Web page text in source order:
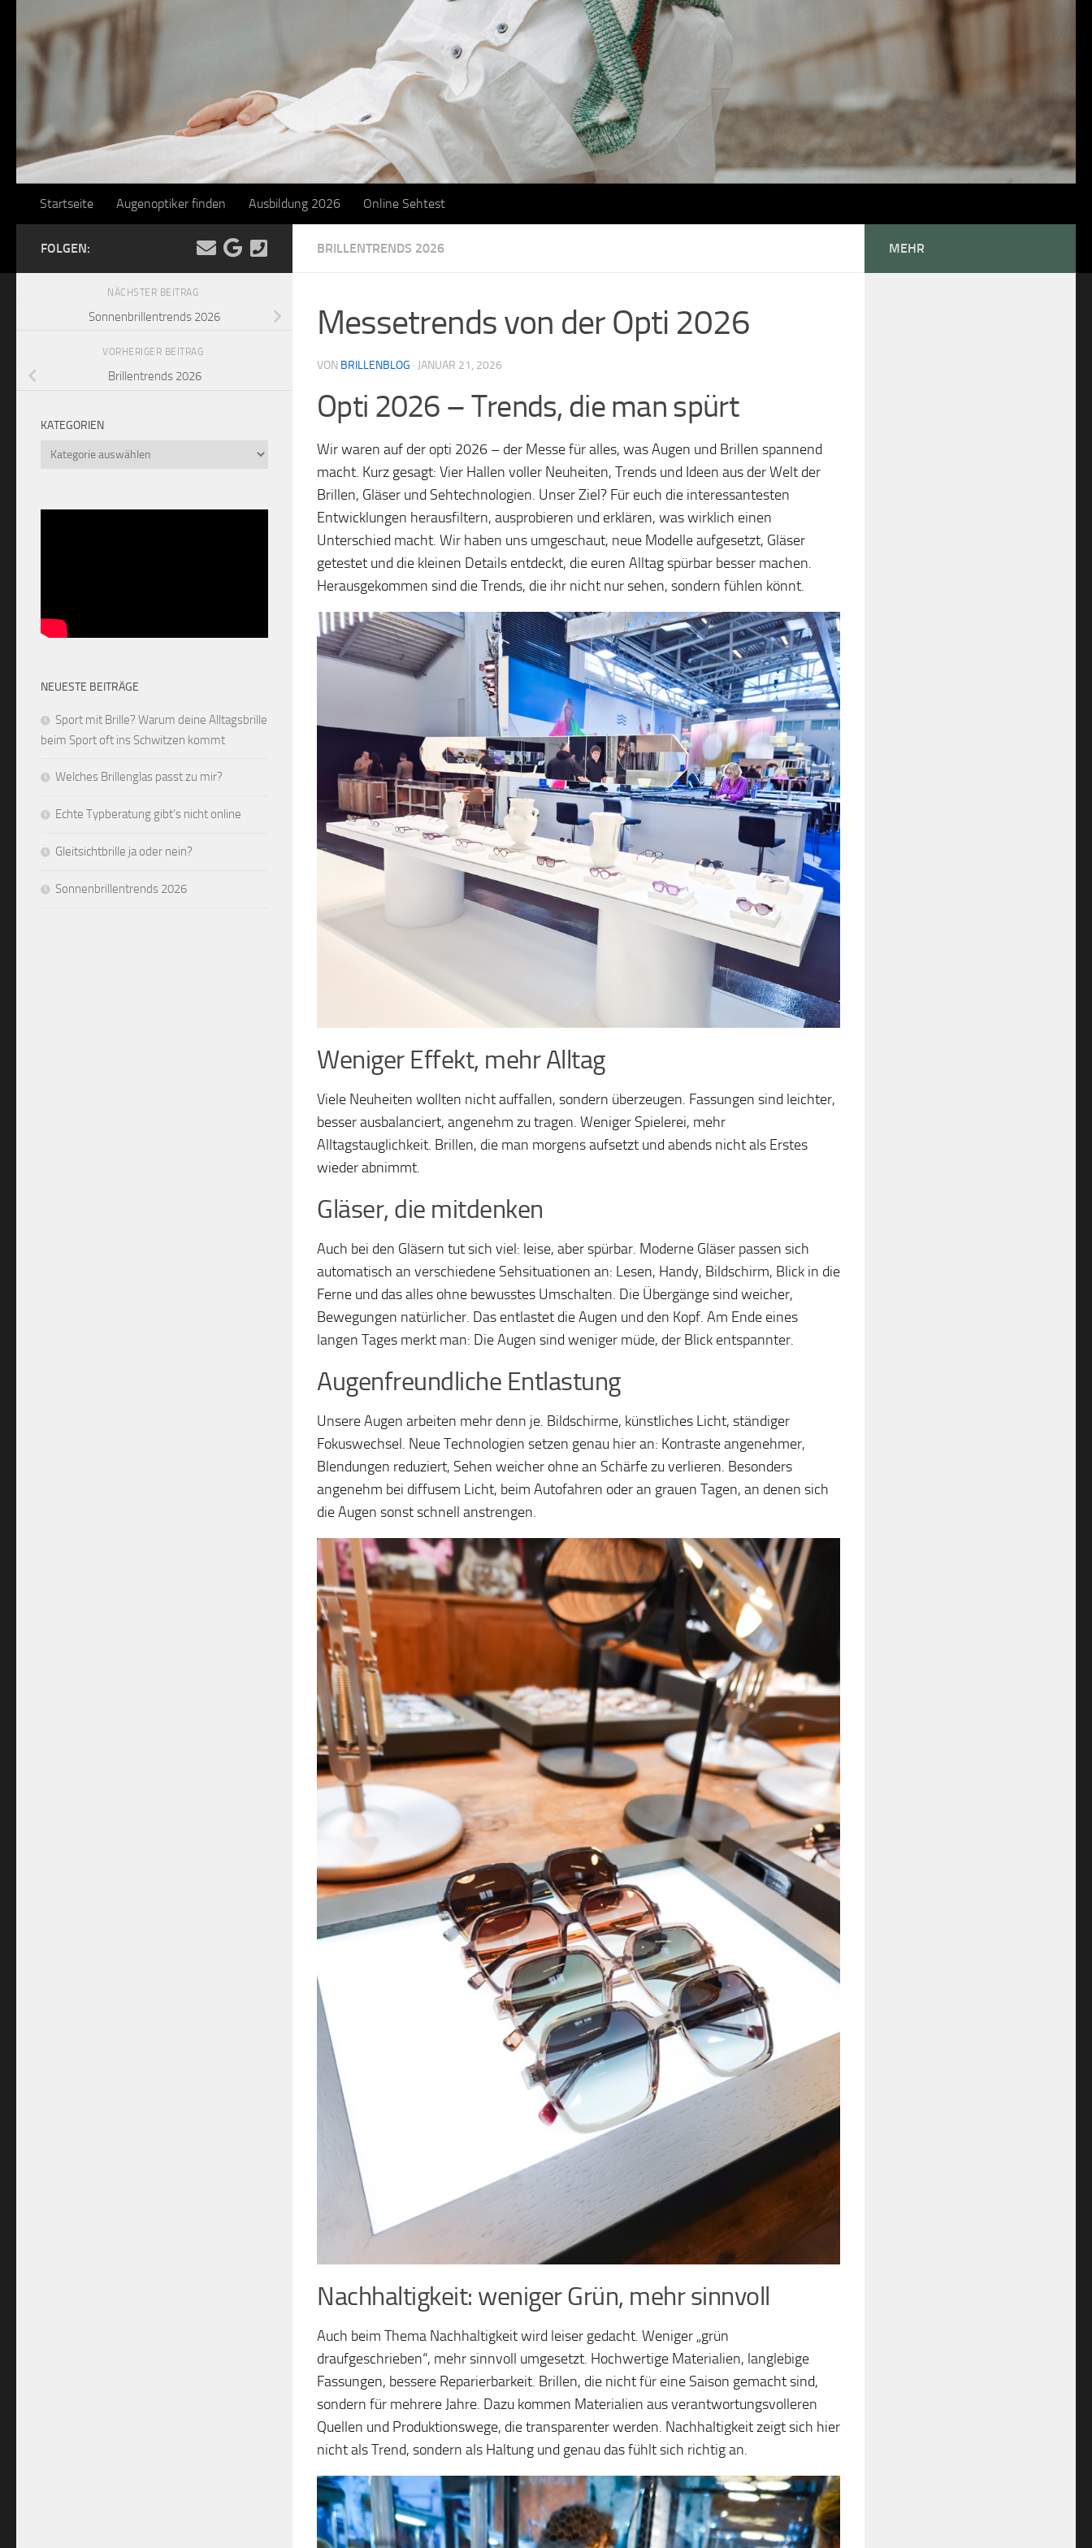
Startseite Augenoptiker finden Ausbildung 2026 Online Sehtest
BRILLENTRENDS 2026
Messetrends von der Opti 2026
VON BRILLENBLOG · JANUAR 21, 2026
Opti 2026 – Trends, die man spürt
Wir waren auf der opti 2026 – der Messe für alles, was Augen und Brillen spannend
macht. Kurz gesagt: Vier Hallen voller Neuheiten, Trends und Ideen aus der Welt der
Brillen, Gläser und Sehtechnologien. Unser Ziel? Für euch die interessantesten
Entwicklungen herausfiltern, ausprobieren und erklären, was wirklich einen
Unterschied macht. Wir haben uns umgeschaut, neue Modelle aufgesetzt, Gläser
getestet und die kleinen Details entdeckt, die euren Alltag spürbar besser machen.
Herausgekommen sind die Trends, die ihr nicht nur sehen, sondern fühlen könnt.
Weniger Effekt, mehr Alltag
Viele Neuheiten wollten nicht auffallen, sondern überzeugen. Fassungen sind leichter,
besser ausbalanciert, angenehm zu tragen. Weniger Spielerei, mehr
Alltagstauglichkeit. Brillen, die man morgens aufsetzt und abends nicht als Erstes
wieder abnimmt.
Gläser, die mitdenken
Auch bei den Gläsern tut sich viel: leise, aber spürbar. Moderne Gläser passen sich
automatisch an verschiedene Sehsituationen an: Lesen, Handy, Bildschirm, Blick in die
Ferne und das alles ohne bewusstes Umschalten. Die Übergänge sind weicher,
Bewegungen natürlicher. Das entlastet die Augen und den Kopf. Am Ende eines
langen Tages merkt man: Die Augen sind weniger müde, der Blick entspannter.
Augenfreundliche Entlastung
Unsere Augen arbeiten mehr denn je. Bildschirme, künstliches Licht, ständiger
Fokuswechsel. Neue Technologien setzen genau hier an: Kontraste angenehmer,
Blendungen reduziert, Sehen weicher ohne an Schärfe zu verlieren. Besonders
angenehm bei diffusem Licht, beim Autofahren oder an grauen Tagen, an denen sich
die Augen sonst schnell anstrengen.
Nachhaltigkeit: weniger Grün, mehr sinnvoll
Auch beim Thema Nachhaltigkeit wird leiser gedacht. Weniger „grün
draufgeschrieben“, mehr sinnvoll umgesetzt. Hochwertige Materialien, langlebige
Fassungen, bessere Reparierbarkeit. Brillen, die nicht für eine Saison gemacht sind,
sondern für mehrere Jahre. Dazu kommen Materialien aus verantwortungsvolleren
Quellen und Produktionswege, die transparenter werden. Nachhaltigkeit zeigt sich hier
nicht als Trend, sondern als Haltung und genau das fühlt sich richtig an.
FOLGEN:
NÄCHSTER BEITRAG
Sonnenbrillentrends 2026
VORHERIGER BEITRAG
Brillentrends 2026
KATEGORIEN
Kategorien
NEUESTE BEITRÄGE
Sport mit Brille? Warum deine Alltagsbrille
beim Sport oft ins Schwitzen kommt
Welches Brillenglas passt zu mir?
Echte Typberatung gibt’s nicht online
Gleitsichtbrille ja oder nein?
Sonnenbrillentrends 2026
MEHR